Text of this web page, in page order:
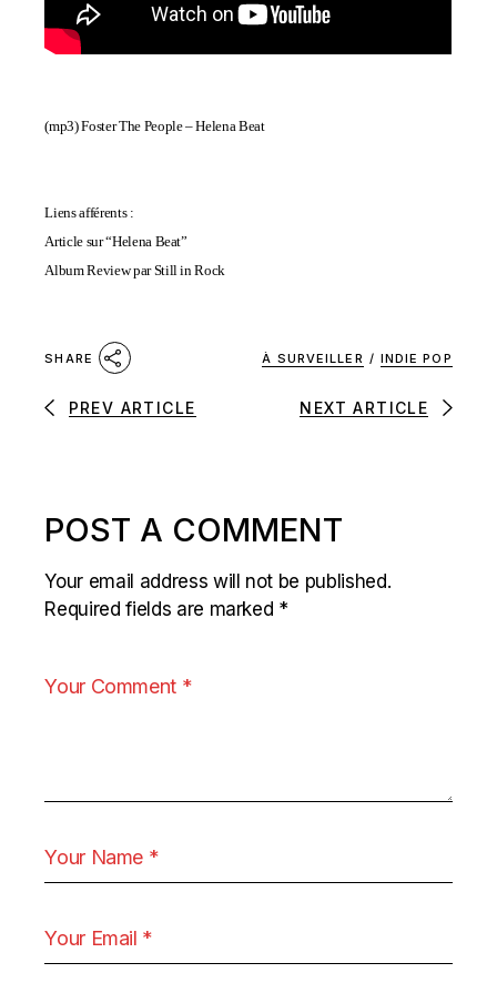
(mp3)Foster The People – Helena Beat
Liens afférents :
Article sur “Helena Beat”
Album Review par Still in Rock
SHARE À SURVEILLER / INDIE POP
PREV ARTICLE NEXT ARTICLE
POST A COMMENT
Your email address will not be published.
Required fields are marked *